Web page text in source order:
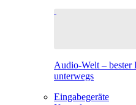
Audio-Welt – bester
unterwegs
Eingabegeräte